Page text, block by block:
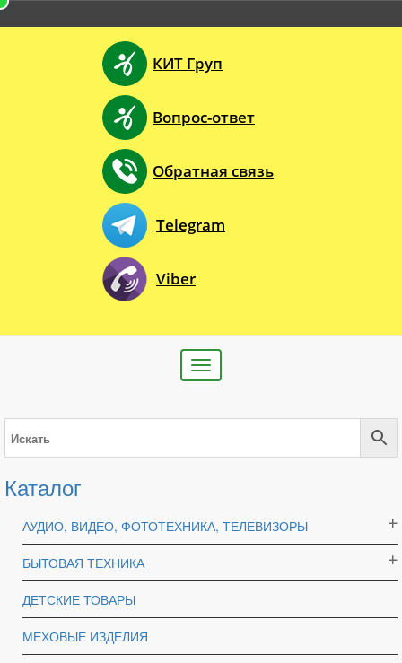
КИТ Груп
Вопрос-ответ
Обратная связь
Telegram
Viber
Toggle
navigation
Каталог
АУДИО, ВИДЕО, ФОТОТЕХНИКА, ТЕЛЕВИЗОРЫ
БЫТОВАЯ ТЕХНИКА
ДЕТСКИЕ ТОВАРЫ
МЕХОВЫЕ ИЗДЕЛИЯ